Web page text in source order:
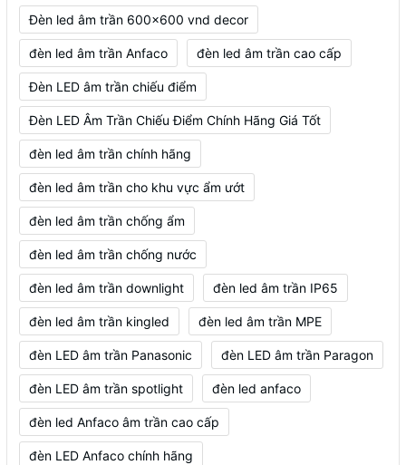
Đèn led âm trần 600x600 vnd decor
đèn led âm trần Anfaco đèn led âm trần cao cấp
Đèn LED âm trần chiếu điểm
Đèn LED Âm Trần Chiếu Điểm Chính Hãng Giá Tốt
đèn led âm trần chính hãng
đèn led âm trần cho khu vực ẩm ướt
đèn led âm trần chống ẩm
đèn led âm trần chống nước
đèn led âm trần downlight đèn led âm trần IP65
đèn led âm trần kingled đèn led âm trần MPE
đèn LED âm trần Panasonic đèn LED âm trần Paragon
đèn LED âm trần spotlight đèn led anfaco
đèn led Anfaco âm trần cao cấp
đèn LED Anfaco chính hãng